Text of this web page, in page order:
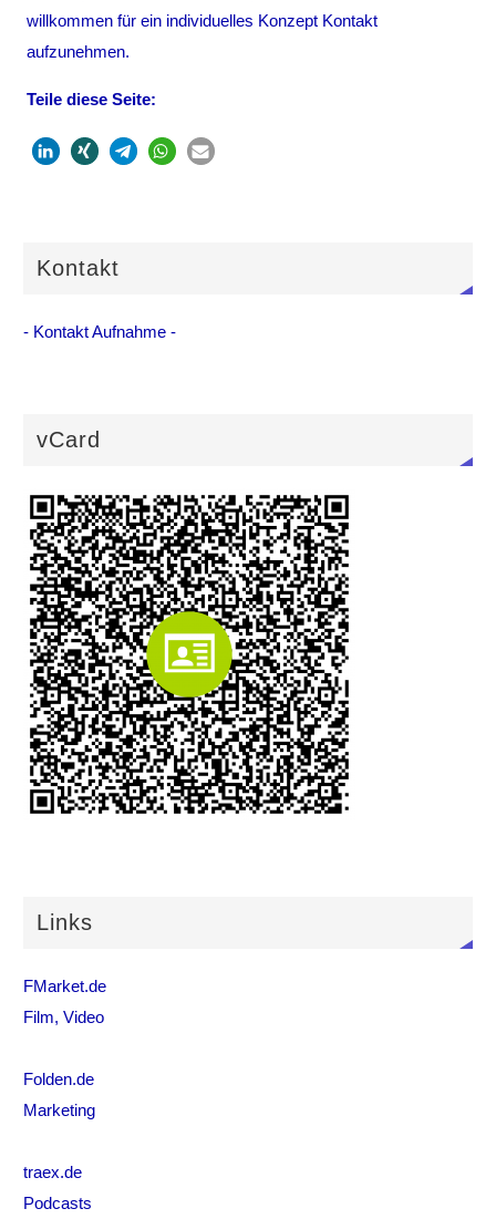
willkommen für ein individuelles Konzept Kontakt
aufzunehmen.
Teile diese Seite:
Kontakt
- Kontakt Aufnahme -
vCard
Links
FMarket.de
Film, Video
Folden.de
Marketing
traex.de
Podcasts